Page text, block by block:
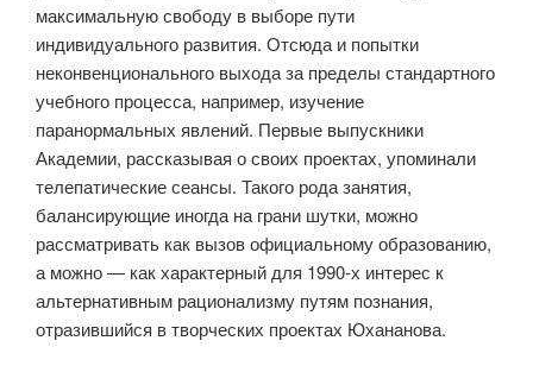
максимальную свободу в выборе пути
индивидуального развития. Отсюда и попытки
неконвенционального выхода за пределы стандартного
учебного процесса, например, изучение
паранормальных явлений. Первые выпускники
Академии, рассказывая о своих проектах, упоминали
телепатические сеансы. Такого рода занятия,
балансирующие иногда на грани шутки, можно
рассматривать как вызов официальному образованию,
а можно — как характерный для 1990-х интерес к
альтернативным рационализму путям познания,
отразившийся в творческих проектах Юхананова.